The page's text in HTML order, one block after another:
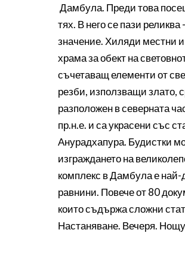
Дамбула. Преди това
тях. В него се пази
значение. Хиляди местни
храма за обект на
съчетаващ елементи от
резби, използващи злато,
разположен в северната
пр.н.е. и са украсени със
Анурадхапура. Будистки
изграждането на
комплекс в Дамбула е най-
равнини. Повече от 80
които съдържа сложни
Настаняване. Вечеря.